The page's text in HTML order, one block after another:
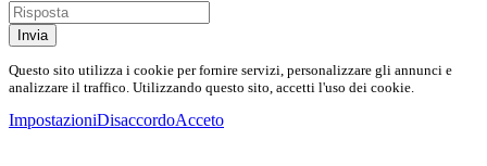
Invia
Questo sito utilizza i cookie per fornire servizi, personalizzare gli annunci e
analizzare il traffico. Utilizzando questo sito, accetti l'uso dei cookie.
ImpostazioniDisaccordoAcceto